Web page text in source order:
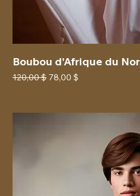
Boubou d'Afrique du
Prix original
120,00 $ Prix promotionnel
78,00 $